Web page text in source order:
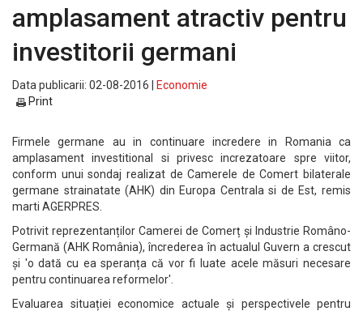
amplasament atractiv pentru
investitorii germani
Data publicarii: 02-08-2016 |
Economie
Print
Firmele germane au in continuare incredere in Romania ca
amplasament investitional si privesc increzatoare spre viitor,
conform unui sondaj realizat de Camerele de Comert bilaterale
germane strainatate (AHK) din Europa Centrala si de Est, remis
marti AGERPRES.
Potrivit reprezentanților Camerei de Comerț și Industrie Româno-
Germană (AHK România), încrederea în actualul Guvern a crescut
și 'o dată cu ea speranța că vor fi luate acele măsuri necesare
pentru continuarea reformelor'.
Evaluarea situației economice actuale și perspectivele pentru